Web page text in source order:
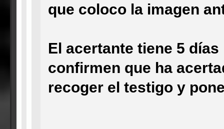
que coloco la imagen
El acertante tiene 5
confirmen que ha
recoger el testigo y